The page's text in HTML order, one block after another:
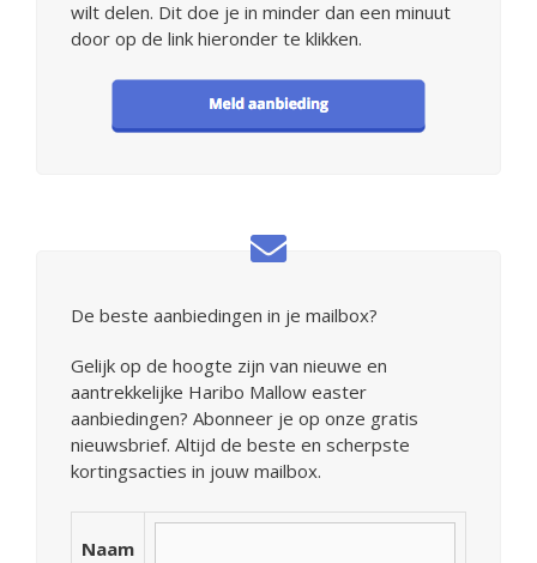
wilt delen. Dit doe je in minder dan een minuut
door op de link hieronder te klikken.
De beste aanbiedingen in je mailbox?
Gelijk op de hoogte zijn van nieuwe en
aantrekkelijke Haribo Mallow easter
aanbiedingen? Abonneer je op onze gratis
nieuwsbrief. Altijd de beste en scherpste
kortingsacties in jouw mailbox.
Naam